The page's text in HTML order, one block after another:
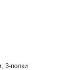
3-полки